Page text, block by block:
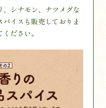
、シナモン、ナツメグな
イスも販売しておりま
ださい。